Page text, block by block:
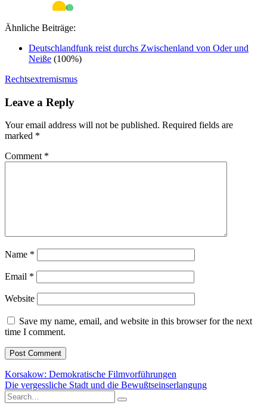
Ähnliche Beiträge:
Deutschlandfunk reist durchs Zwischenland von Oder und
Neiße (100%)
Rechtsextremismus
Leave a Reply
Your email address will not be published. Required fields are
marked *
Comment *
Name *
Email *
Website
Save my name, email, and website in this browser for the next
time I comment.
Post
navigation
Korsakow: Demokratische Filmvorführungen
Die vergessliche Stadt und die Bewußtseinserlangung
Search
for: